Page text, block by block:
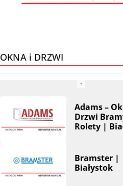
OKNA i DRZWI
Adams –
Drzwi
Rolety |
Bramster |
Białystok